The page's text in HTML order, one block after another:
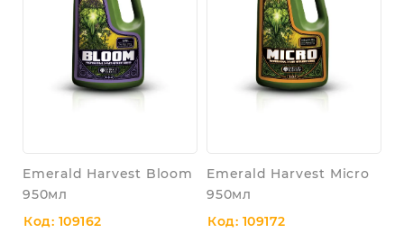
Emerald Harvest Bloom
950мл
Код: 109162
Emerald Harvest Micro
950мл
Код: 109172